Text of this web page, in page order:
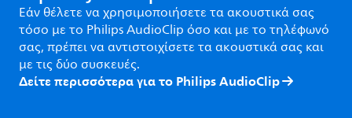
Εάν θέλετε να χρησιμοποιήσετε τα ακουστικά σας
τόσο με το Philips AudioClip όσο και με το τηλέφωνό
σας, πρέπει να αντιστοιχίσετε τα ακουστικά σας και
με τις δύο συσκευές.
Δείτε περισσότερα για το Philips AudioClip